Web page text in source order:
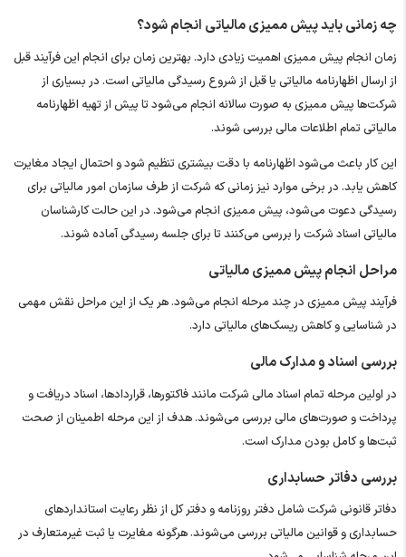
چه زمانی باید پیش ممیزی مالیاتی انجام شود؟
زمان انجام پیش ممیزی اهمیت زیادی دارد. بهترین زمان برای انجام این فرآیند قبل
از ارسال اظهارنامه مالیاتی یا قبل از شروع رسیدگی مالیاتی است. در بسیاری از
شرکت‌ها پیش ممیزی به‌ صورت سالانه انجام می‌شود تا پیش از تهیه اظهارنامه
مالیاتی تمام اطلاعات مالی بررسی شوند.
این کار باعث می‌شود اظهارنامه با دقت بیشتری تنظیم شود و احتمال ایجاد مغایرت
کاهش یابد. در برخی موارد نیز زمانی که شرکت از طرف سازمان امور مالیاتی برای
رسیدگی دعوت می‌شود، پیش ممیزی انجام می‌شود. در این حالت کارشناسان
مالیاتی اسناد شرکت را بررسی می‌کنند تا برای جلسه رسیدگی آماده شوند.
مراحل انجام پیش ممیزی مالیاتی
فرآیند پیش ممیزی در چند مرحله انجام می‌شود. هر یک از این مراحل نقش مهمی
در شناسایی و کاهش ریسک‌های مالیاتی دارد.
بررسی اسناد و مدارک مالی
در اولین مرحله تمام اسناد مالی شرکت مانند فاکتورها، قراردادها، اسناد دریافت و
پرداخت و صورت‌های مالی بررسی می‌شوند. هدف از این مرحله اطمینان از صحت
ثبت‌ها و کامل بودن مدارک است.
بررسی دفاتر حسابداری
دفاتر قانونی شرکت شامل دفتر روزنامه و دفتر کل از نظر رعایت استانداردهای
حسابداری و قوانین مالیاتی بررسی می‌شوند. هرگونه مغایرت یا ثبت غیرمتعارف در